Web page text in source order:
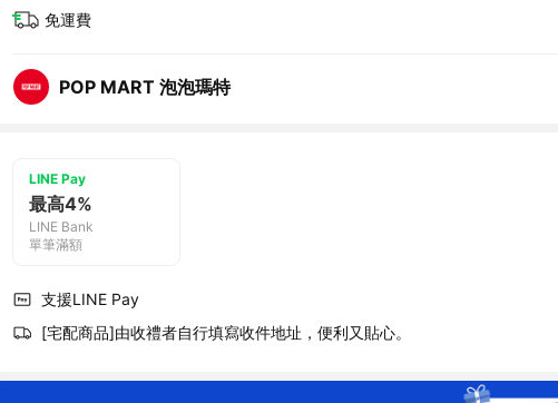
免運費
POP MART 泡泡瑪特
LINE Pay
最高4%
LINE Bank
單筆滿額
支援LINE Pay
[宅配商品]由收禮者自行填寫收件地址，便利又貼心。